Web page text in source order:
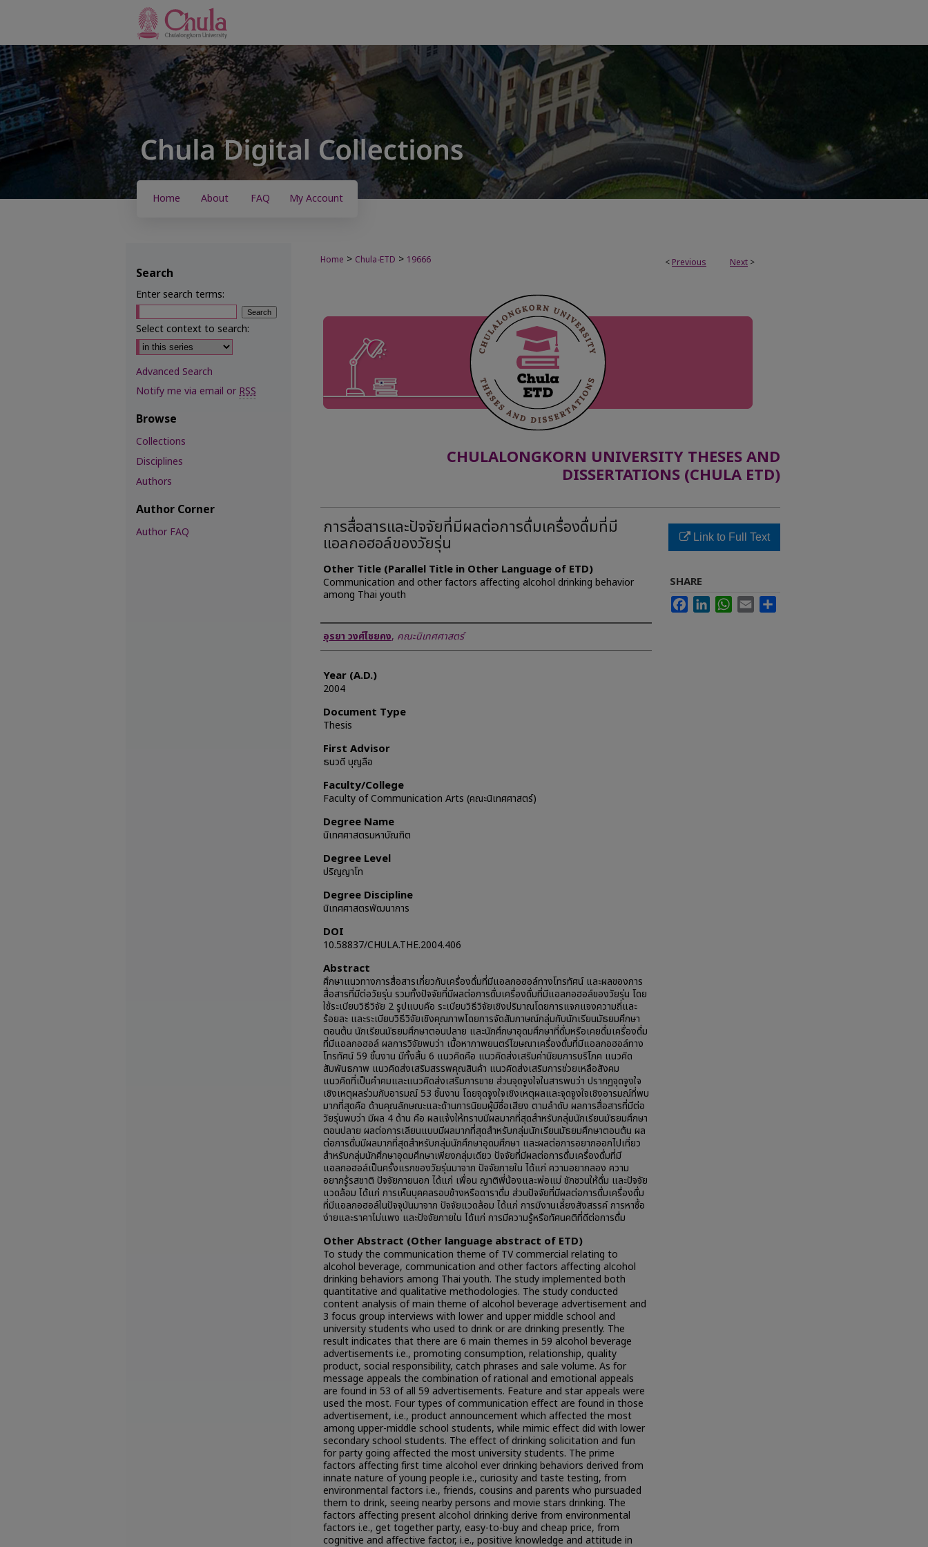
Home About FAQ My Account
< Previous Next >
Home > Chula-ETD > 19666
CHULALONGKORN UNIVERSITY THESES AND
DISSERTATIONS (CHULA ETD)
การสื่อสารและปัจจัยที่มีผลต่อการดื่มเครื่องดื่มที่มี
แอลกอฮอล์ของวัยรุ่น
Other Title (Parallel Title in Other Language of ETD)
Communication and other factors affecting alcohol drinking behavior
among Thai youth
Author
อุรยา วงศ์ไชยคง, คณะนิเทศศาสตร์
Year (A.D.)
2004
Document Type
Thesis
First Advisor
ธนวดี บุญลือ
Faculty/College
Faculty of Communication Arts (คณะนิเทศศาสตร์)
Degree Name
นิเทศศาสตรมหาบัณฑิต
Degree Level
ปริญญาโท
Degree Discipline
นิเทศศาสตรพัฒนาการ
DOI
10.58837/CHULA.THE.2004.406
Abstract
ศึกษาแนวทางการสื่อสารเกี่ยวกับเครื่องดื่มที่มีแอลกอฮอล์ทางโทรทัศน์ และผลของการ
สื่อสารที่มีต่อวัยรุ่น รวมทั้งปัจจัยที่มีผลต่อการดื่มเครื่องดื่มที่มีแอลกอฮอล์ของวัยรุ่น โดย
ใช้ระเบียบวิธีวิจัย 2 รูปแบบคือ ระเบียบวิธีวิจัยเชิงปริมาณโดยการแจกแจงความถี่และ
ร้อยละ และระเบียบวิธีวิจัยเชิงคุณภาพโดยการจัดสัมภาษณ์กลุ่มกับนักเรียนมัธยมศึกษา
ตอนต้น นักเรียนมัธยมศึกษาตอนปลาย และนักศึกษาอุดมศึกษาที่ดื่มหรือเคยดื่มเครื่องดื่ม
ที่มีแอลกอฮอล์ ผลการวิจัยพบว่า เนื้อหาภาพยนตร์โฆษณาเครื่องดื่มที่มีแอลกอฮอล์ทาง
โทรทัศน์ 59 ชิ้นงาน มีทั้งสิ้น 6 แนวคิดคือ แนวคิดส่งเสริมค่านิยมการบริโภค แนวคิด
สัมพันธภาพ แนวคิดส่งเสริมสรรพคุณสินค้า แนวคิดส่งเสริมการช่วยเหลือสังคม
แนวคิดที่เป็นคำคมและแนวคิดส่งเสริมการขาย ส่วนจุดจูงใจในสารพบว่า ปรากฏจุดจูงใจ
เชิงเหตุผลร่วมกับอารมณ์ 53 ชิ้นงาน โดยจุดจูงใจเชิงเหตุผลและจุดจูงใจเชิงอารมณ์ที่พบ
มากที่สุดคือ ด้านคุณลักษณะและด้านการนิยมผู้มีชื่อเสียง ตามลำดับ ผลการสื่อสารที่มีต่อ
วัยรุ่นพบว่า มีผล 4 ด้าน คือ ผลแจ้งให้ทราบมีผลมากที่สุดสำหรับกลุ่มนักเรียนมัธยมศึกษา
ตอนปลาย ผลต่อการเลียนแบบมีผลมากที่สุดสำหรับกลุ่มนักเรียนมัธยมศึกษาตอนต้น ผล
ต่อการดื่มมีผลมากที่สุดสำหรับกลุ่มนักศึกษาอุดมศึกษา และผลต่อการอยากออกไปเที่ยว
สำหรับกลุ่มนักศึกษาอุดมศึกษาเพียงกลุ่มเดียว ปัจจัยที่มีผลต่อการดื่มเครื่องดื่มที่มี
แอลกอฮอล์เป็นครั้งแรกของวัยรุ่นมาจาก ปัจจัยภายใน ได้แก่ ความอยากลอง ความ
อยากรู้รสชาติ ปัจจัยภายนอก ได้แก่ เพื่อน ญาติพี่น้องและพ่อแม่ ชักชวนให้ดื่ม และปัจจัย
แวดล้อม ได้แก่ การเห็นบุคคลรอบข้างหรือดาราดื่ม ส่วนปัจจัยที่มีผลต่อการดื่มเครื่องดื่ม
ที่มีแอลกอฮอล์ในปัจจุบันมาจาก ปัจจัยแวดล้อม ได้แก่ การมีงานเลี้ยงสังสรรค์ การหาซื้อ
ง่ายและราคาไม่แพง และปัจจัยภายใน ได้แก่ การมีความรู้หรือทัศนคติที่ดีต่อการดื่ม
Other Abstract (Other language abstract of ETD)
To study the communication theme of TV commercial relating to
alcohol beverage, communication and other factors affecting alcohol
drinking behaviors among Thai youth. The study implemented both
quantitative and qualitative methodologies. The study conducted
content analysis of main theme of alcohol beverage advertisement and
3 focus group interviews with lower and upper middle school and
university students who used to drink or are drinking presently. The
result indicates that there are 6 main themes in 59 alcohol beverage
advertisements i.e., promoting consumption, relationship, quality
product, social responsibility, catch phrases and sale volume. As for
message appeals the combination of rational and emotional appeals
are found in 53 of all 59 advertisements. Feature and star appeals were
used the most. Four types of communication effect are found in those
advertisement, i.e., product announcement which affected the most
among upper-middle school students, while mimic effect did with lower
secondary school students. The effect of drinking solicitation and fun
for party going affected the most university students. The prime
factors affecting first time alcohol ever drinking behaviors derived from
innate nature of young people i.e., curiosity and taste testing, from
environmental factors i.e., friends, cousins and parents who pursuaded
them to drink, seeing nearby persons and movie stars drinking. The
factors affecting present alcohol drinking derive from environmental
factors i.e., get together party, easy-to-buy and cheap price, from
cognitive and affective factor, i.e., positive knowledge and attitude in
Link to Full Text
SHARE
FacebookLinkedInWhatsApp
Email
Search
Enter search terms:
Select context to search:
Advanced Search
Notify me via email orRSS
Browse
Collections
Disciplines
Authors
Author Corner
Author FAQ